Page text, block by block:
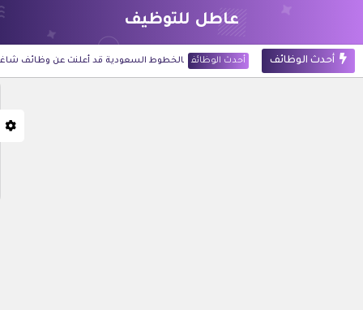
عاطل للتوظيف
أحدث الوظائف الخطوط السعودية قد أعلنت عن وظائف شاغرة أحدث الوظائف